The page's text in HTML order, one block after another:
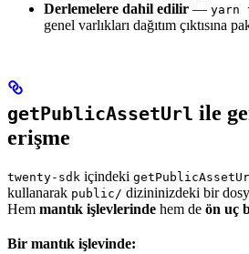
Derlemelere dahil edilir — yarn
genel varlıkları dağıtım çıktısına
getPublicAssetUrl ile
erişme
twenty-sdk içindeki
kullanarak public/ dizininizdeki bir
Hem mantık işlevlerinde hem de ön uç
Bir mantık işlevinde: